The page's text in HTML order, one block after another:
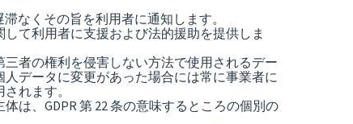
なくその旨を利用者に通知します。
て利用者に支援および法的援助を提供しま
者の権利を侵害しない方法で使用されるデー
データに変更があった場合には常に事業者に
れます。
は、GDPR 第 22 条の意味するところの個別の